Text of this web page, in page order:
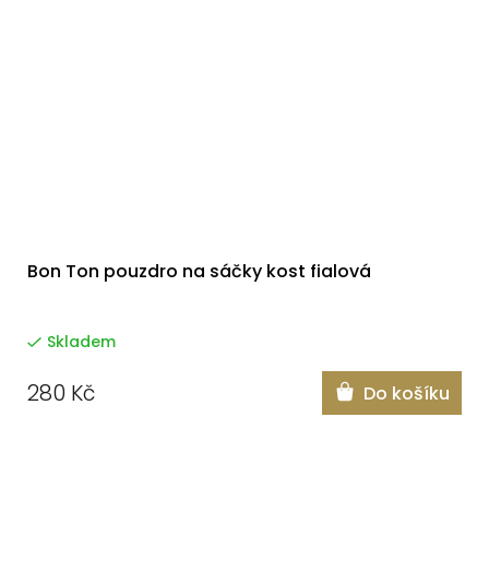
Bon Ton pouzdro na sáčky kost fialová
Skladem
280 Kč Do košíku